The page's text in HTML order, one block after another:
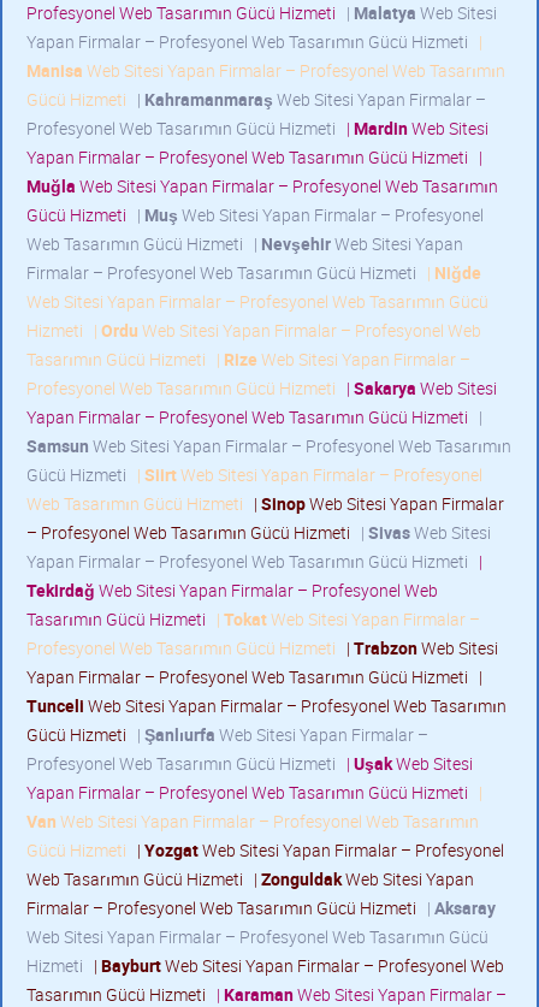
Profesyonel Web Tasarımın Gücü Hizmeti | Malatya Web Sitesi
Yapan Firmalar – Profesyonel Web Tasarımın Gücü Hizmeti |
Manisa Web Sitesi Yapan Firmalar – Profesyonel Web Tasarımın
Gücü Hizmeti | Kahramanmaraş Web Sitesi Yapan Firmalar –
Profesyonel Web Tasarımın Gücü Hizmeti | MardinWeb Sitesi
Yapan Firmalar – Profesyonel Web Tasarımın Gücü Hizmeti |
Muğla Web Sitesi Yapan Firmalar – Profesyonel Web Tasarımın
Gücü Hizmeti | Muş Web Sitesi Yapan Firmalar – Profesyonel
Web Tasarımın Gücü Hizmeti | NevşehirWeb Sitesi Yapan
Firmalar – Profesyonel Web Tasarımın Gücü Hizmeti | Niğde
Web Sitesi Yapan Firmalar – Profesyonel Web Tasarımın Gücü
Hizmeti | Ordu Web Sitesi Yapan Firmalar – Profesyonel Web
Tasarımın Gücü Hizmeti | Rize Web Sitesi Yapan Firmalar –
Profesyonel Web Tasarımın Gücü Hizmeti | Sakarya Web Sitesi
Yapan Firmalar – Profesyonel Web Tasarımın Gücü Hizmeti |
Samsun Web Sitesi Yapan Firmalar – Profesyonel Web Tasarımın
Gücü Hizmeti | SiirtWeb Sitesi Yapan Firmalar – Profesyonel
Web Tasarımın Gücü Hizmeti | SinopWeb Sitesi Yapan Firmalar
– Profesyonel Web Tasarımın Gücü Hizmeti | SivasWeb Sitesi
Yapan Firmalar – Profesyonel Web Tasarımın Gücü Hizmeti |
Tekirdağ Web Sitesi Yapan Firmalar – Profesyonel Web
Tasarımın Gücü Hizmeti | TokatWeb Sitesi Yapan Firmalar –
Profesyonel Web Tasarımın Gücü Hizmeti | TrabzonWeb Sitesi
Yapan Firmalar – Profesyonel Web Tasarımın Gücü Hizmeti |
Tunceli Web Sitesi Yapan Firmalar – Profesyonel Web Tasarımın
Gücü Hizmeti | Şanlıurfa Web Sitesi Yapan Firmalar –
Profesyonel Web Tasarımın Gücü Hizmeti | UşakWeb Sitesi
Yapan Firmalar – Profesyonel Web Tasarımın Gücü Hizmeti |
Van Web Sitesi Yapan Firmalar – Profesyonel Web Tasarımın
Gücü Hizmeti | YozgatWeb Sitesi Yapan Firmalar – Profesyonel
Web Tasarımın Gücü Hizmeti | ZonguldakWeb Sitesi Yapan
Firmalar – Profesyonel Web Tasarımın Gücü Hizmeti | Aksaray
Web Sitesi Yapan Firmalar – Profesyonel Web Tasarımın Gücü
Hizmeti | BayburtWeb Sitesi Yapan Firmalar – Profesyonel Web
Tasarımın Gücü Hizmeti | KaramanWeb Sitesi Yapan Firmalar –